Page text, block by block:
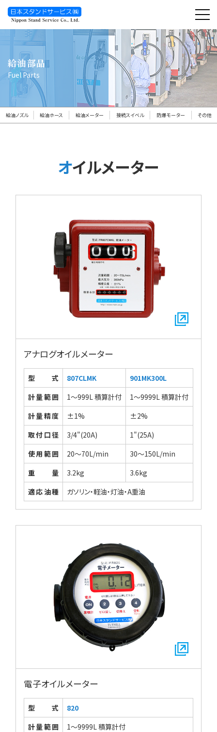
給油部品
Fuel Parts
給油ノズル 給油ホース 給油メーター 接続スイベル 防爆モーター その他
オイルメーター
アナログオイルメーター
型式 807CLMK
901MK300L
計量範囲
1～999L 積算計付
1～9999L 積算計付
計量精度
±1%
±2%
取付口径
3/4"(20A)
1"(25A)
使用範囲
20～70L/min
30～150L/min
重量
3.2kg
3.6kg
適応油種
ガソリン・軽油・灯油・A重油
電子オイルメーター
型式
820
計量範囲
1～9999L 積算計付